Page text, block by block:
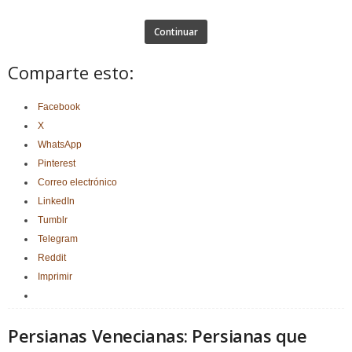
Continuar
Comparte esto:
Facebook
X
WhatsApp
Pinterest
Correo electrónico
LinkedIn
Tumblr
Telegram
Reddit
Imprimir
Persianas Venecianas: Persianas que